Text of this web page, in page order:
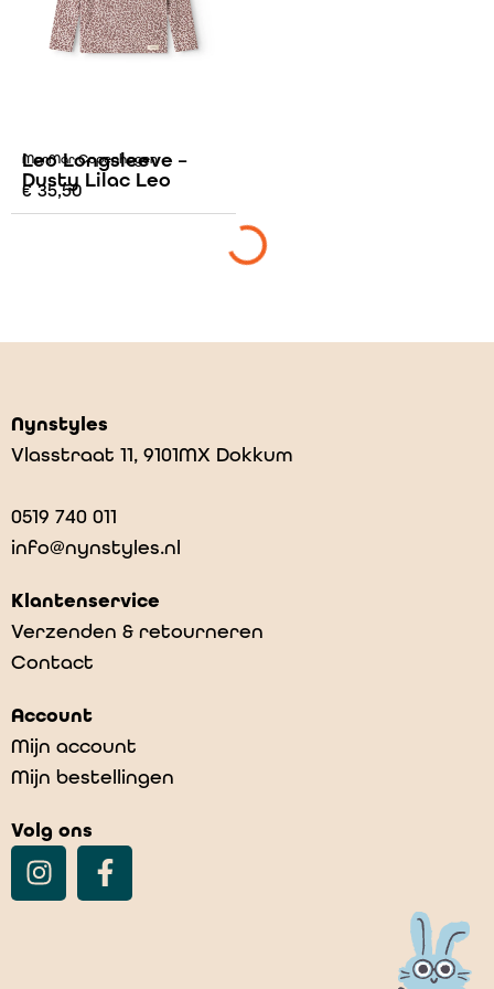
MarMar Copenhagen
Leo Longsleeve –
Dusty Lilac Leo
€35,50
Nynstyles
Vlasstraat 11, 9101MX Dokkum
0519 740 011
info@nynstyles.nl
Klantenservice
Verzenden & retourneren
Contact
Account
Mijn account
Mijn bestellingen
Volg ons